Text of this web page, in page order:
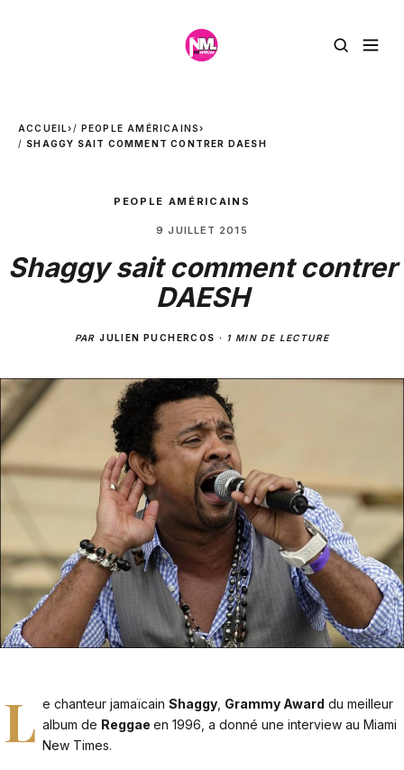
ACCUEIL› PEOPLE AMÉRICAINS›
SHAGGY SAIT COMMENT CONTRER DAESH
PEOPLE AMÉRICAINS
9 JUILLET 2015
Shaggy sait comment contrer
DAESH
PARJULIEN PUCHERCOS · 1 MIN DE LECTURE
L e chanteur jamaïcainShaggy Grammy Award du meilleur
album de Reggaeen 1996, a donné uneinterview au Miami
New Times.